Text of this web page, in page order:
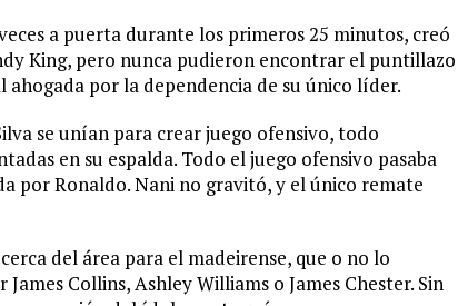
a puerta durante los primeros 25 minutos, creó
King, pero nunca pudieron encontrar el puntillazo
por la dependencia de su único líder.
se unían para crear juego ofensivo, todo
en su espalda. Todo el juego ofensivo pasaba
por Ronaldo. Nani no gravitó, y el único remate
del área para el madeirense, que o no lo
Collins, Ashley Williams o James Chester. Sin